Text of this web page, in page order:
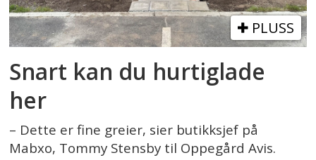
PLUSS
Snart kan du hurtiglade
her
– Dette er fine greier, sier butikksjef på
Mabxo, Tommy Stensby til Oppegård Avis.